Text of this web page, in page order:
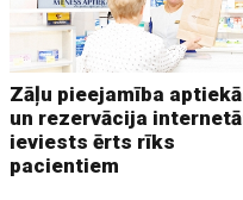
Zāļu pieejamība
un rezervācija
ieviests ērts rīks
pacientiem